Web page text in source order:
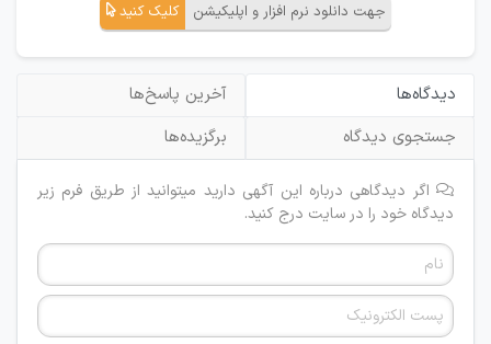
جهت دانلود نرم افزار و اپلیکیشن کلیک کنید
دیدگاه‌ها
آخرین پاسخ‌ها
جستجوی دیدگاه
برگزیده‌ها
اگر دیدگاهی درباره این آگهی دارید میتوانید از طریق فرم زیر
دیدگاه خود را در سایت درج کنید.